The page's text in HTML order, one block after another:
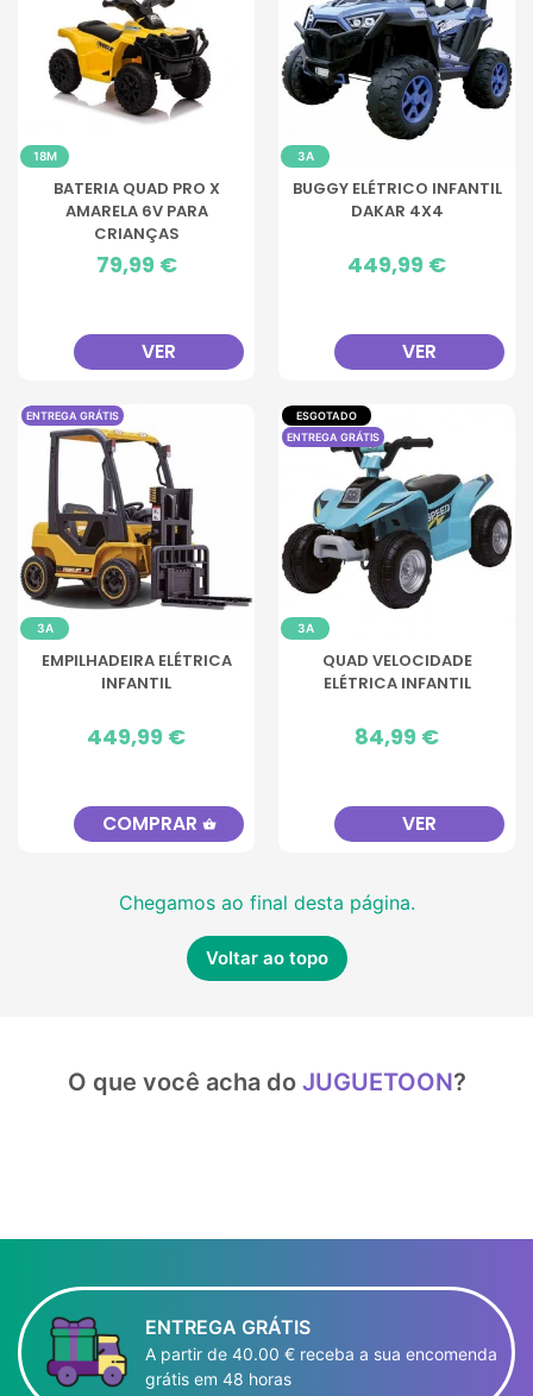
18M
BATERIA QUAD PRO X
AMARELA 6V PARA
CRIANÇAS
Preço
79,99 €
VER
3A
BUGGY ELÉTRICO INFANTIL
DAKAR 4X4
Preço
449,99 €
VER
ENTREGA GRÁTIS
3A
EMPILHADEIRA ELÉTRICA
INFANTIL
Preço
449,99 €
COMPRAR shopping_basket
ESGOTADO
ENTREGA GRÁTIS
3A
QUAD VELOCIDADE
ELÉTRICA INFANTIL
Preço
84,99 €
VER
Chegamos ao final desta página.
Voltar ao topo
O que você acha do JUGUETOON?
ENTREGA GRÁTIS
A partir de 40.00 € receba a sua encomenda
grátis em 48 horas